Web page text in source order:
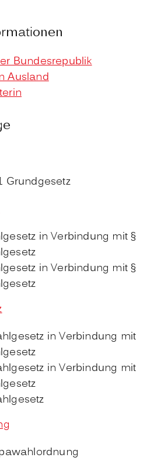
Bundesrepublik
Ausland
Grundgesetz
in Verbindung mit §
in Verbindung mit §
in Verbindung mit
in Verbindung mit